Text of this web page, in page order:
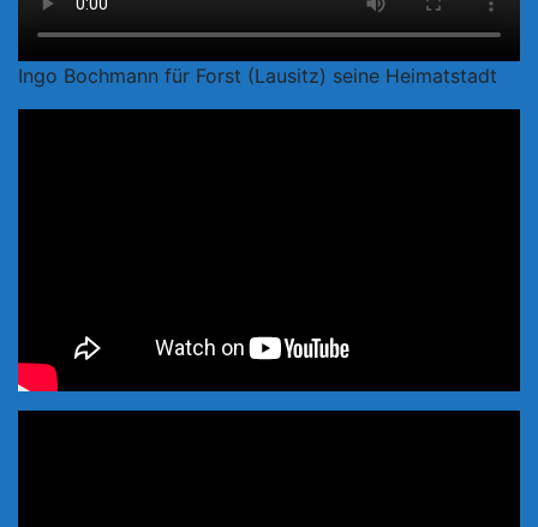
Ingo Bochmann für Forst (Lausitz) seine Heimatstadt